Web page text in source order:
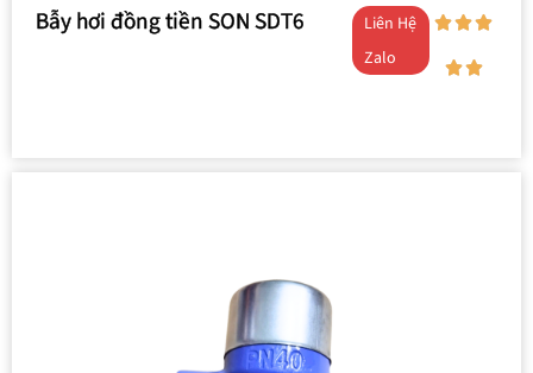
Bẫy hơi đồng tiền SON SDT6
Liên Hệ
Zalo